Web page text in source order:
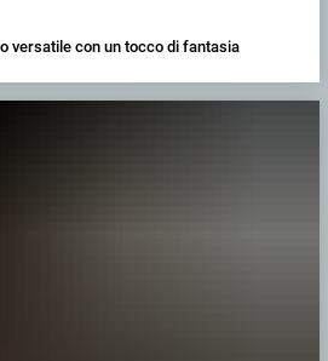
versatile con un tocco di fantasia